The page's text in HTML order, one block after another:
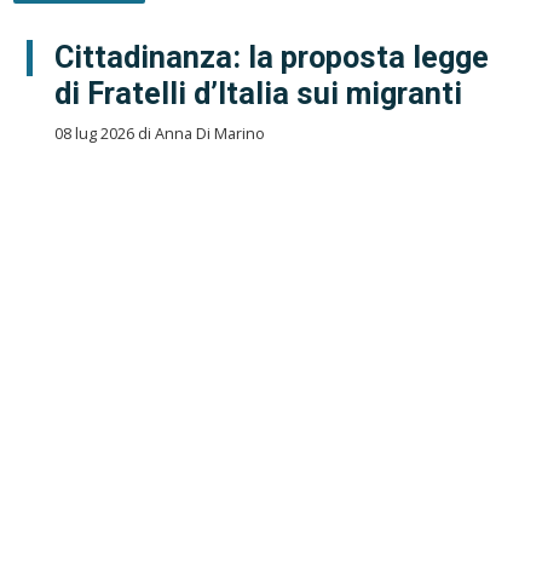
Cittadinanza: la proposta legge
di Fratelli d’Italia sui migranti
08 lug 2026 di Anna Di Marino